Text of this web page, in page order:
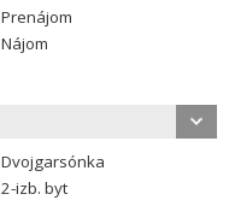
Prenájom
Nájom
Dvojgarsónka
2-izb. byt